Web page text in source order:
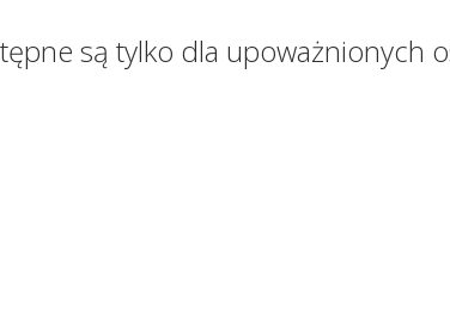
są tylko dla upoważnionych